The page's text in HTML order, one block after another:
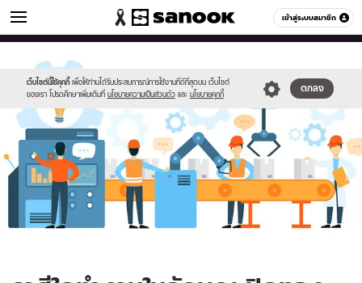
เข้าสู่ระบบสมาชิก
ดูดวง หมวดอื่นๆ
เว็บไซต์นี้ใช้คุกกี้ เพื่อให้ท่านได้รับประสบการณ์การใช้งานที่ดีที่สุดบน เว็บไซต์
ของเรา โปรดศึกษาเพิ่มเติมที่ นโยบายความเป็นส่วนตัว และ นโยบายคุกกี้
ตกลง
new-
sanook.png